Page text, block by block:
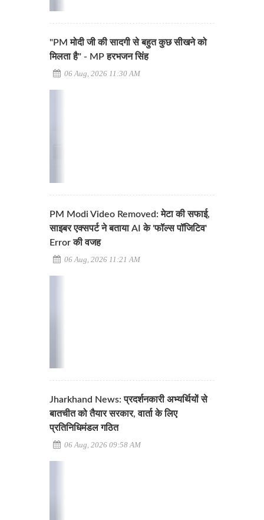
"PM मोदी जी की सादगी से बहुत कुछ सीखने को
मिलता है" - MP हरभजन सिंह
06 Aug, 2026 11:30 AM
PM Modi Video Removed: मेटा की सफाई,
साइबर एक्सपर्ट ने बताया AI के 'फॉल्स पॉजिटिव'
Error की वजह
06 Aug, 2026 11:21 AM
Jharkhand News: प्रदर्शनकारी अभ्यर्थियों से
बातचीत को तैयार सरकार, वार्ता के लिए
प्रतिनिधिमंडल गठित
06 Aug, 2026 09:58 AM